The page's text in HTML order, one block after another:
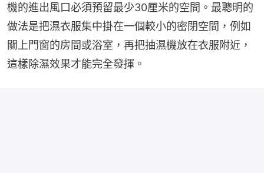
機的進出風口必須預留最少30厘米的空間。最聰明的
做法是把濕衣服集中掛在一個較小的密閉空間，例如
關上門窗的房間或浴室，再把抽濕機放在衣服附近，
這樣除濕效果才能完全發揮。